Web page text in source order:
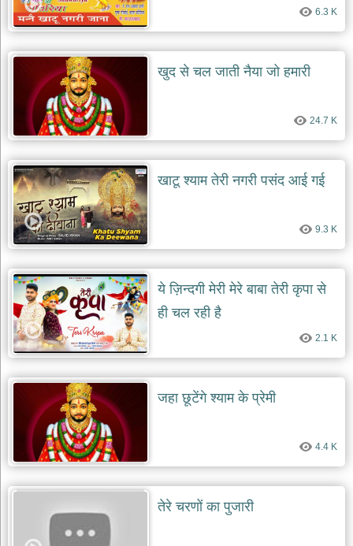
6.3 K
खुद से चल जाती नैया जो हमारी
24.7 K
खाटू श्याम तेरी नगरी पसंद आई गई
9.3 K
ये ज़िन्दगी मेरी मेरे बाबा तेरी कृपा से
ही चल रही है
2.1 K
जहा छूटेंगे श्याम के प्रेमी
4.4 K
तेरे चरणों का पुजारी